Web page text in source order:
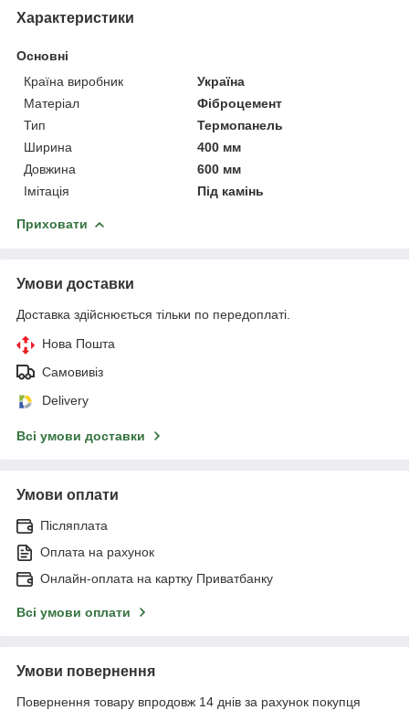
Характеристики
Основні
Країна виробник
Україна
Матеріал
Фіброцемент
Тип
Термопанель
Ширина
400 мм
Довжина
600 мм
Імітація
Під камінь
Приховати
Умови доставки
Доставка здійснюється тільки по передоплаті.
Нова Пошта
Самовивіз
Delivery
Всі умови доставки
Умови оплати
Післяплата
Оплата на рахунок
Онлайн-оплата на картку Приватбанку
Всі умови оплати
Умови повернення
Повернення товару впродовж 14 днів за рахунок покупця